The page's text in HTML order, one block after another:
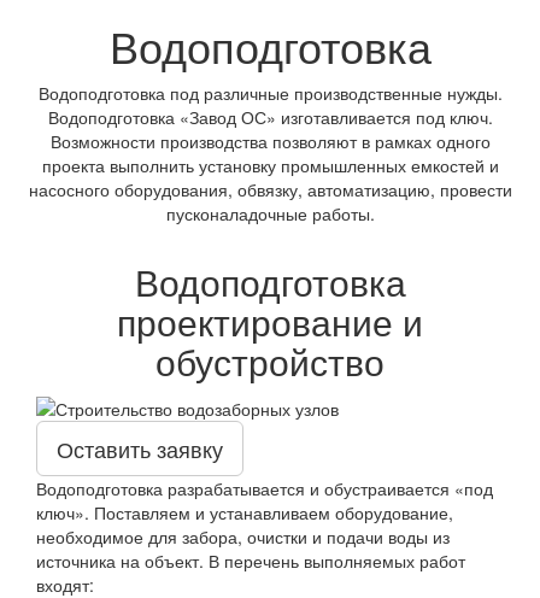
Водоподготовка
Водоподготовка под различные производственные нужды.
Водоподготовка «Завод ОС» изготавливается под ключ.
Возможности производства позволяют в рамках одного
проекта выполнить установку промышленных емкостей и
насосного оборудования, обвязку, автоматизацию, провести
пусконаладочные работы.
Водоподготовка
проектирование и
обустройство
Оставить заявку
Водоподготовка разрабатывается и обустраивается «под
ключ». Поставляем и устанавливаем оборудование,
необходимое для забора, очистки и подачи воды из
источника на объект. В перечень выполняемых работ
входят: